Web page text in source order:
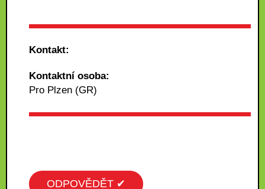
Kontakt:
Kontaktní osoba:
Pro Plzen (GR)
ODPOVĚDĚT ✔